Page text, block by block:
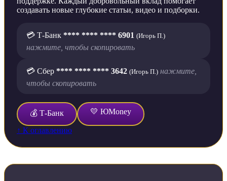
создавать новые глубокие статьи, видео и подборки.
💳 Т-Банк **** **** **** 6901 (Игорь П.)
нажмите, чтобы скопировать
💳 Сбер **** **** **** 3642 (Игорь П.) нажмите,
чтобы скопировать
💰 Т-Банк 💛 ЮMoney
↑ К оглавлению